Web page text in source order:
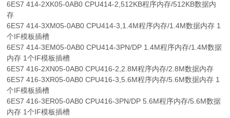
6ES7 414-2XK05-0AB0 CPU414-2,512KB程序内存/512KB数据内
存
6ES7 414-3XM05-0AB0 CPU414-3,1.4M程序内存/1.4M数据内存 1
个IF模板插槽
6ES7 414-3EM05-0AB0 CPU414-3PN/DP 1.4M程序内存/1.4M数据
内存 1个IF模板插槽
6ES7 416-2XN05-0AB0 CPU416-2,2.8M程序内存/2.8M数据内存
6ES7 416-3XR05-0AB0 CPU416-3,5.6M程序内存/5.6M数据内存 1
个IF模板插槽
6ES7 416-3ER05-0AB0 CPU416-3PN/DP 5.6M程序内存/5.6M数据
内存 1个IF模板插槽